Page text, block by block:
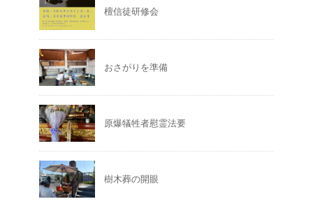
檀信徒研修会
おさがりを準備
原爆犠牲者慰霊法要
樹木葬の開眼